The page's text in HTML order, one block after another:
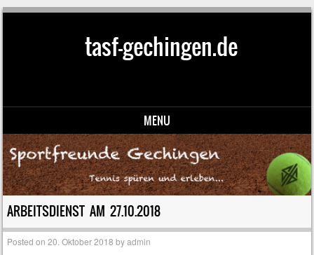
tasf-gechingen.de
MENU
Skip to content
ARBEITSDIENST AM 27.10.2018
Posted on20. Oktober 2018 byadmin